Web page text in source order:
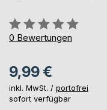
Bewertung::
0%
0 Bewertungen
9,99 €
inkl. MwSt. / portofrei
sofort verfügbar